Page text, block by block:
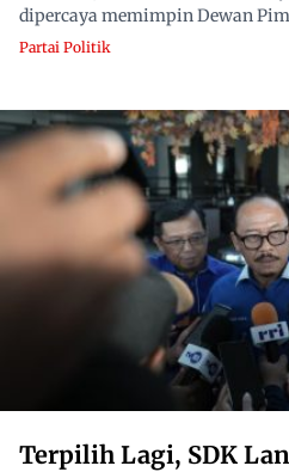
dipercaya memimpin Dewan
Partai Politik
Terpilih Lagi, SDK